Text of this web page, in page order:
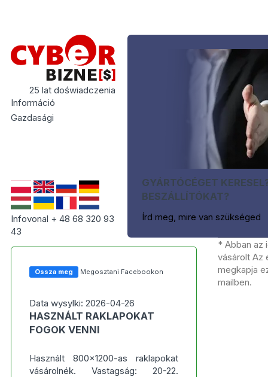
25 lat doświadczenia
Információ
Gazdasági
Infovonal + 48 68 320 93
43
GYÁRTÓCÉGET
BESZÁLLÍTÓKAT?
Írd meg, mire van szükséged
Ossza meg Megosztani Facebookon
Data wysylki: 2026-04-26
HASZNÁLT RAKLAPOKAT
FOGOK VENNI
Használt 800x1200-as raklapokat
vásárolnék. Vastagság: 20-22.
* Abban az
vásárolt Az
megkapja
mailben.